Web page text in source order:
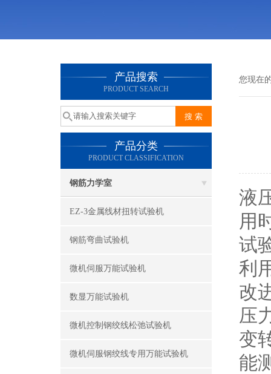
产品搜索
PRODUCT SEARCH
产品分类
PRODUCT CLASSIFICATION
钢筋力学室
EZ-3金属线材扭转试验机
钢筋弯曲试验机
微机伺服万能试验机
数显万能试验机
微机控制钢绞线松弛试验机
微机伺服钢绞线专用万能试验机
您现在
液
用
试
利
改
压
变
能